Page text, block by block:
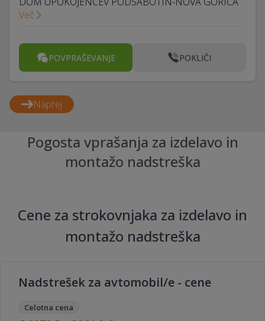
Več
POVPRAŠEVANJE POKLIČI
Naprej
Pogosta vprašanja za izdelavo in
montažo nadstreška
Cene za strokovnjaka za izdelavo in
montažo nadstreška
Nadstrešek za avtomobil/e - cene
Celotna cena